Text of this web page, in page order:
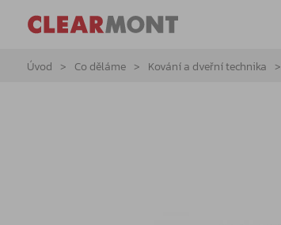
Úvod Co děláme Kování a dveřní technika